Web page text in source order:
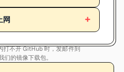
网
不开 GitHub 时，发邮件到
的镜像下载包。